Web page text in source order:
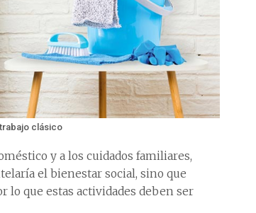
clásico
y a los cuidados familiares,
el bienestar social, sino que
lo que estas actividades deben ser